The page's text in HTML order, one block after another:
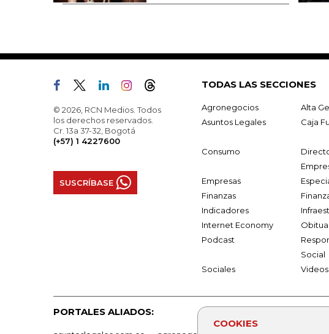
COOKIES
© 2026, RCN Medios. Todos
los derechos reservados.
Cr. 13a 37-32, Bogotá
(+57) 1 4227600
SUSCRÍBASE
TODAS LAS SECCIONES
Agronegocios Alta
Asuntos Legales
Caja
Consumo
Empresas
Finanzas
Indicadores
Internet Economy
Podcast
Social
Sociales Videos
PORTALES ALIADOS: